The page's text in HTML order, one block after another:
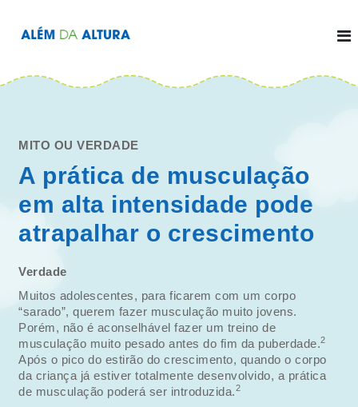
a
m
l
t
u
r
a
MITO OU VERDADE
A prática de musculação
em alta intensidade pode
atrapalhar o crescimento
Verdade
Muitos adolescentes, para ficarem com um corpo
“sarado”, querem fazer musculação muito jovens.
Porém, não é aconselhável fazer um treino de
musculação muito pesado antes do fim da puberdade.2
Após o pico do estirão do crescimento, quando o corpo
da criança já estiver totalmente desenvolvido, a prática
de musculação poderá ser introduzida.2